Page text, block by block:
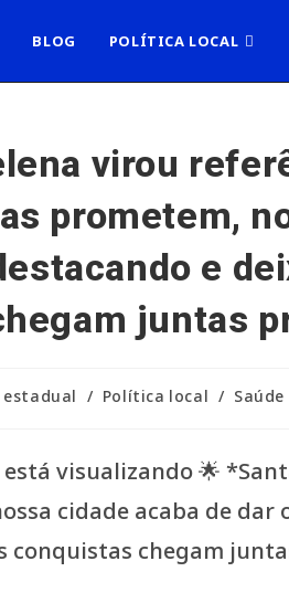
BLOG POLÍTICA LOCAL
virou
prometem,
e
juntas
/ Política local /